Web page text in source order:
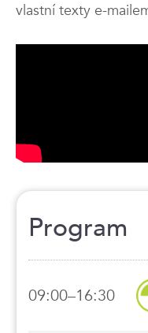
vlastní texty e-
Program
09:00–16:30